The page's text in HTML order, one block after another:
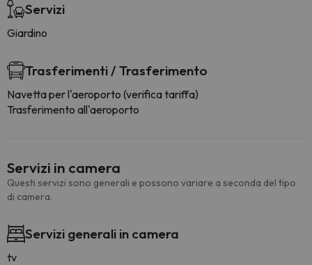
Servizi
Giardino
Trasferimenti / Trasferimento
Navetta per l'aeroporto (verifica tariffa)
Trasferimento all'aeroporto
Servizi in camera
Questi servizi sono generali e possono variare a seconda del tipo
di camera.
Servizi generali in camera
tv